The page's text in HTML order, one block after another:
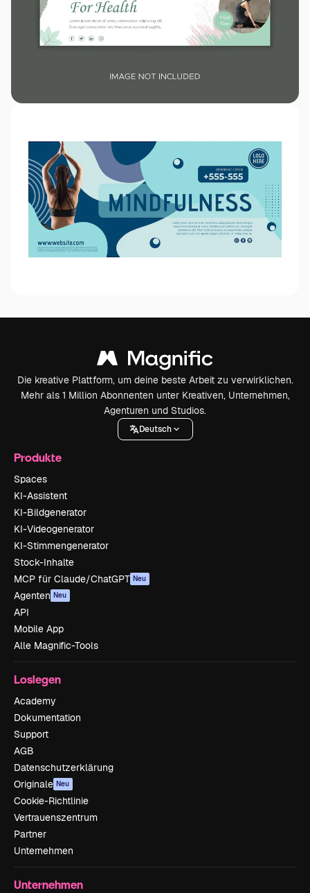
Die kreative Plattform, um deine beste Arbeit zu verwirklichen.
Mehr als 1 Million Abonnenten unter Kreativen, Unternehmen,
Agenturen und Studios.
Deutsch
Produkte
Spaces
KI-Assistent
KI-Bildgenerator
KI-Videogenerator
KI-Stimmengenerator
Stock-Inhalte
MCP für Claude/ChatGPT Neu
Agenten Neu
API
Mobile App
Alle Magnific-Tools
Loslegen
Academy
Dokumentation
Support
AGB
Datenschutzerklärung
Originale Neu
Cookie-Richtlinie
Vertrauenszentrum
Partner
Unternehmen
Unternehmen